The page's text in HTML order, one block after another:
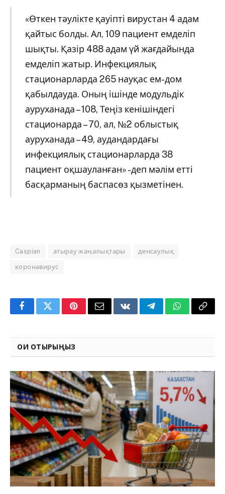
«Өткен тәулікте қауіпті вирустан 4 адам
қайтыс болды. Ал, 109 пациент емделіп
шықты. Қазір 488 адам үй жағдайында
емделіп жатыр. Инфекциялық
стационарларда 265 науқас ем-дом
қабылдауда. Оның ішінде модульдік
ауруханада – 108, Теңіз кенішіндегі
стационарда – 70, ал, №2 облыстық
ауруханада – 49, аудандардағы
инфекциялық стационарларда 38
пациент оқшауланған» -деп мәлім етті
басқарманың баспасөз қызметінен.
Caspian атырау жаңалықтары денсаулық
коронавирус
FacebookTwitterPinterestEmail VKontakteTelegramWhatsApp
Copy
ОҚИ ОТЫРЫҢЫЗ